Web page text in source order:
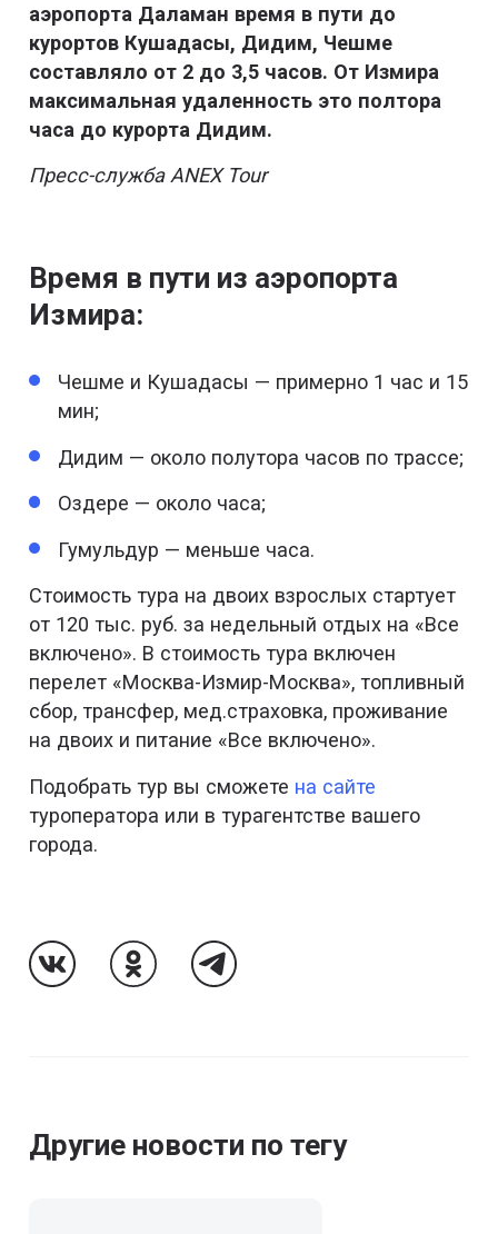
аэропорта Даламан время в пути до
курортов Кушадасы, Дидим, Чешме
составляло от 2 до 3,5 часов. От Измира
максимальная удаленность это полтора
часа до курорта Дидим.
Пресс-служба ANEX Tour
Время в пути из аэропорта
Измира:
Чешме и Кушадасы — примерно 1 час и 15
мин;
Дидим — около полутора часов по трассе;
Оздере — около часа;
Гумульдур — меньше часа.
Стоимость тура на двоих взрослых стартует
от 120 тыс. руб. за недельный отдых на «Все
включено». В стоимость тура включен
перелет «Москва-Измир-Москва», топливный
сбор, трансфер, мед.страховка, проживание
на двоих и питание «Все включено».
Подобрать тур вы сможете на сайте
туроператора или в турагентстве вашего
города.
Другие новости по тегу